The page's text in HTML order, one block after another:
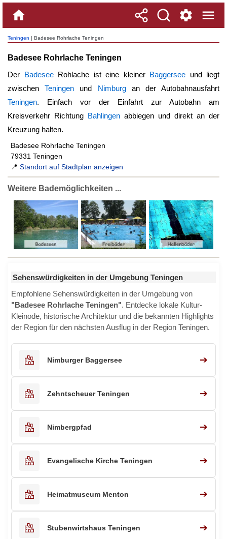
Teningen | Badesee Rohrlache Teningen
Badesee Rohrlache Teningen
Der BadeseeRohlache ist eine kleiner Baggersee und liegt
zwischenTeningen und Nimburgan der Autobahnausfahrt
Teningen. Einfach vor der Einfahrt zur Autobahn am
Kreisverkehr Richtung Bahlingen abbiegen und direkt an der
Kreuzung halten.
Badesee Rohrlache Teningen
79331 Teningen
📍 Standort auf Stadtplan anzeigen
Weitere Bademöglichkeiten ...
Sehenswürdigkeiten in der Umgebung Teningen
Empfohlene Sehenswürdigkeiten in der Umgebung von
"Badesee Rohrlache Teningen". Entdecke lokale Kultur-
Kleinode, historische Architektur und die bekannten Highlights
der Region für den nächsten Ausflug in der Region Teningen.
Nimburger Baggersee ➔
Zehntscheuer Teningen ➔
Nimbergpfad ➔
Evangelische Kirche Teningen ➔
Heimatmuseum Menton ➔
Stubenwirtshaus Teningen ➔